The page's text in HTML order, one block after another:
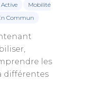
Mobilité
Commun
les
différentes